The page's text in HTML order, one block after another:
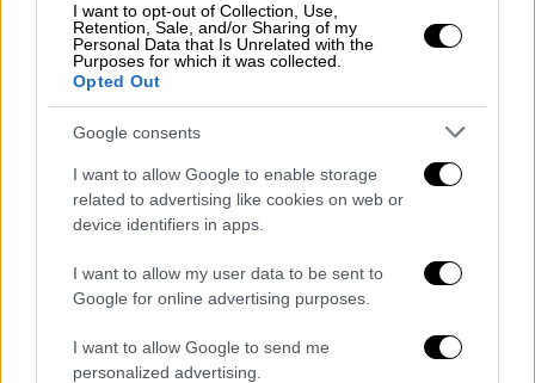
I want to opt-out of Collection, Use,
Retention, Sale, and/or Sharing of my
Personal Data that Is Unrelated with the
Purposes for which it was collected.
Opted Out
Google consents
I want to allow Google to enable storage
related to advertising like cookies on web or
device identifiers in apps.
I want to allow my user data to be sent to
Google for online advertising purposes.
I want to allow Google to send me
personalized advertising.
Έρευνα ALCO για το ποδόσφαιρο στη Βόρεια Ελλάδα
(gallery)
Κύριο εύρημα της έρευνας, η απόλυτη
αντίληψη ότι οΠΑΟΚ
είναι η ομάδα της
Βόρειας Ελλάδας με τις μεγαλύτερες
επιτυχίες τα τελευταία χρόνια (88%), αλλά
και η ομάδα με την σαφώς θετικότερη
πορεία (95%), με τονΠανσερραϊκό
ακολουθεί με 69%. Για τον Άρη το ποσοστό
θετικής πορείας είναι 56% (έναντι 38% που
εκτιμά ότι η πορεία του είναι αρνητική), ενώ